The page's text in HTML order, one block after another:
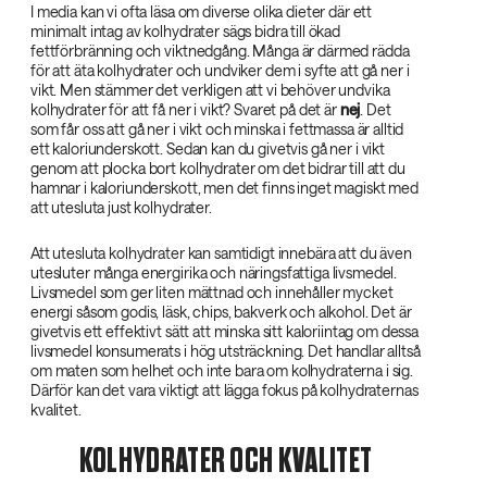
I media kan vi ofta läsa om diverse olika dieter där ett
minimalt intag av kolhydrater sägs bidra till ökad
fettförbränning och viktnedgång. Många är därmed rädda
för att äta kolhydrater och undviker dem i syfte att gå ner i
vikt. Men stämmer det verkligen att vi behöver undvika
kolhydrater för att få ner i vikt? Svaret på det ärnej . Det
som får oss att gå ner i vikt och minska i fettmassa är alltid
ett kaloriunderskott. Sedan kan du givetvis gå ner i vikt
genom att plocka bort kolhydrater om det bidrar till att du
hamnar i kaloriunderskott, men det finns inget magiskt med
att utesluta just kolhydrater.
Att utesluta kolhydrater kan samtidigt innebära att du även
utesluter många energirika och näringsfattiga livsmedel.
Livsmedel som ger liten mättnad och innehåller mycket
energi såsom godis, läsk, chips, bakverk och alkohol. Det är
givetvis ett effektivt sätt att minska sitt kaloriintag om dessa
livsmedel konsumerats i hög utsträckning. Det handlar alltså
om maten som helhet och inte bara om kolhydraterna i sig.
Därför kan det vara viktigt att lägga fokus på kolhydraternas
kvalitet.
KOLHYDRATER OCH KVALITET